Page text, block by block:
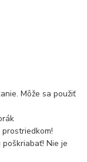
Môže sa použiť
Nie je